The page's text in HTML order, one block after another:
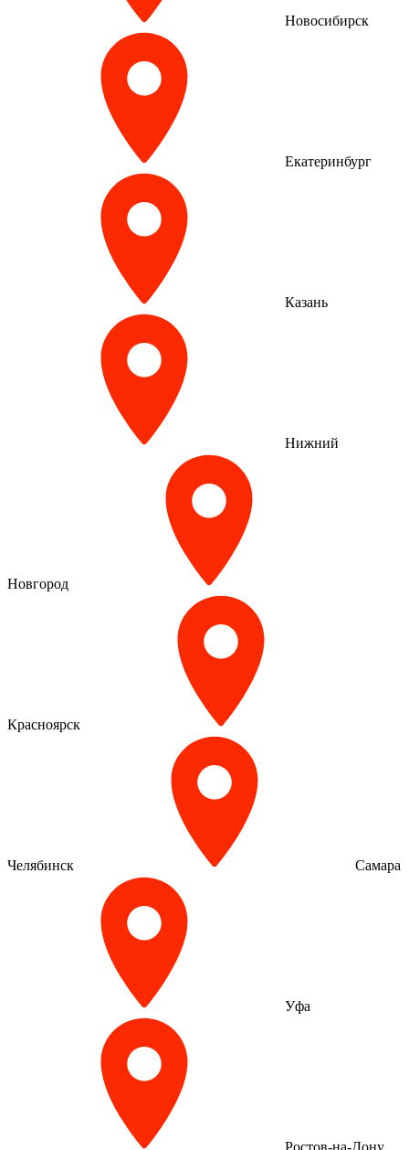
Новосибирск
Екатеринбург
Казань
Нижний
Новгород
Красноярск
Челябинск Самара
Уфа
Ростов-на-Дону